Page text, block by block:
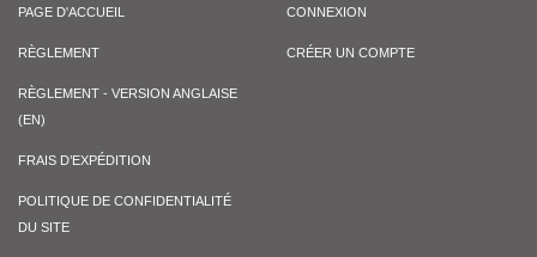
PAGE D'ACCUEIL
RÈGLEMENT
RÈGLEMENT - VERSION ANGLAISE
(EN)
FRAIS D’EXPÉDITION
POLITIQUE DE CONFIDENTIALITÉ
DU SITE
CONNEXION
CRÉER UN COMPTE